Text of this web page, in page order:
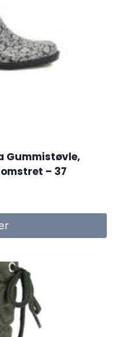
Gummistøvle,
– 37